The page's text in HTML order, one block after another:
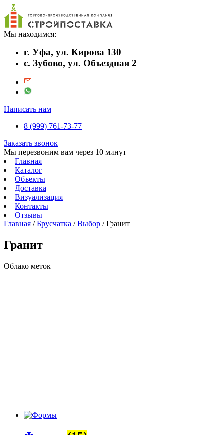
Мы находимся:
г. Уфа, ул. Кирова 130
с. Зубово, ул. Объездная 2
Написать нам
8 (999) 761-73-77
Заказать звонок
Мы перезвоним вам через 10 минут
Главная
Каталог
Объекты
Доставка
Визуализация
Контакты
Отзывы
Главная /Брусчатка /Выбор / Гранит
Гранит
Облако меток